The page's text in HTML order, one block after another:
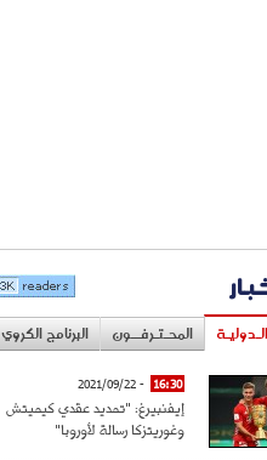
المحـتـرفــون البرنامج الكروي
16:30
- 2021/09/22
إيفنبيرغ: "تمديد عقدي كيميتش
وغوريتزكا رسالة لأوروبا"